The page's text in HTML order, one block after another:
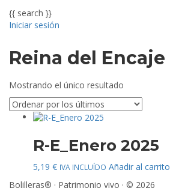
{{ search }}
Iniciar sesión
Reina del Encaje
Mostrando el único resultado
R-E_Enero 2025
5,19 € IVA INCLUÍDO Añadir al carrito
Bolilleras® · Patrimonio vivo · © 2026